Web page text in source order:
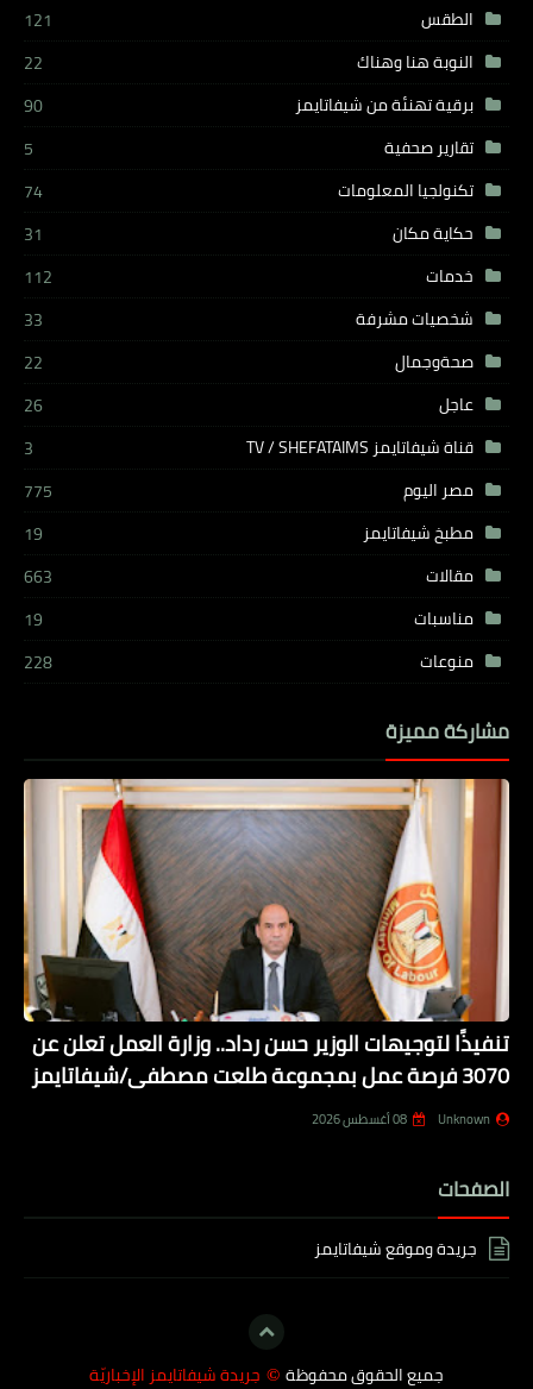
الطقس
121
النوبة هنا وهناك
22
برقية تهنئة من شيفاتايمز
90
تقارير صحفية
5
تكنولجيا المعلومات
74
حكاية مكان
31
خدمات
112
شخصيات مشرفة
33
صحةوجمال
22
عاجل
26
قناة شيفاتايمز TV / SHEFATAIMS
3
مصر اليوم
775
مطبخ شيفاتايمز
19
مقالات
663
مناسبات
19
منوعات
228
مشاركة مميزة
تنفيذًا لتوجيهات الوزير حسن رداد.. وزارة العمل تعلن عن
3070 فرصة عمل بمجموعة طلعت مصطفى/شيفاتايمز
Unknown 08 أغسطس 2026
الصفحات
جريدة وموقع شيفاتايمز
جميع الحقوق محفوظة © جريدة شيفاتايمز الإخباريّة